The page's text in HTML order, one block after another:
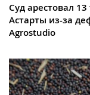
Суд арестовал
Астарты из-за
Agrostudio